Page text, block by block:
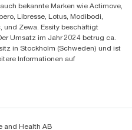
bekannte Marken wie Actimove,
Libresse, Lotus, Modibodi,
und Zewa. Essity beschäftigt
Umsatz im Jahr 2024 betrug ca.
in Stockholm (Schweden) und ist
Informationen auf
and Health AB